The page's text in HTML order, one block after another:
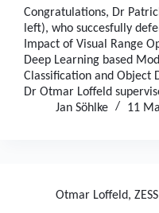
Congratulations, Dr
left), who succesfully
Impact of Visual Range
Deep Learning based
Classification and Object
Dr Otmar Loffeld
Jan Söhlke
11
Otmar Loffeld,